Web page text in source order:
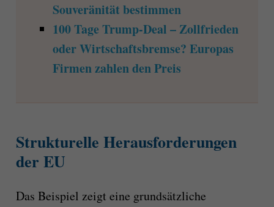
Souveränität bestimmen
100 Tage Trump-Deal – Zollfrieden
oder Wirtschaftsbremse? Europas
Firmen zahlen den Preis
Strukturelle Herausforderungen
der EU
Das Beispiel zeigt eine grundsätzliche